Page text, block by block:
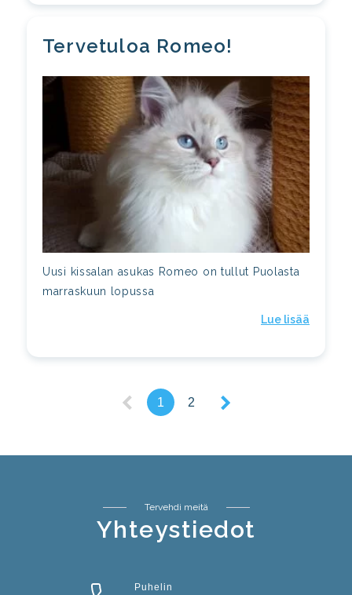
Tervetuloa Romeo!
Uusi kissalan asukas Romeo on tullut Puolasta
marraskuun lopussa
Lue lisää
1 2
Tervehdi meitä
Yhteystiedot
Puhelin